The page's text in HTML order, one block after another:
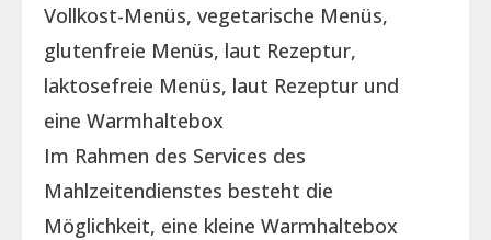
Vollkost-Menüs, vegetarische Menüs,
glutenfreie Menüs, laut Rezeptur,
laktosefreie Menüs, laut Rezeptur und
eine Warmhaltebox
Im Rahmen des Services des
Mahlzeitendienstes besteht die
Möglichkeit, eine kleine Warmhaltebox